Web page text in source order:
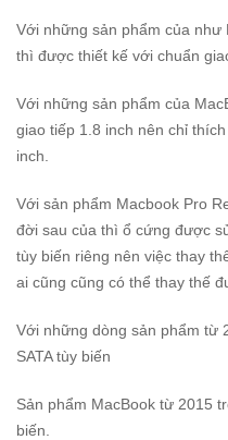
Với những sản phẩm của
thì được thiết kế với chuẩn
Với những sản phẩm của
giao tiếp 1.8 inch nên chỉ
inch.
Với sản phẩm Macbook Pro
đời sau của thì ổ cứng được
tùy biến riêng nên việc thay
ai cũng cũng có thể thay thế
Với những dòng sản phẩm từ
SATA tùy biến
Sản phẩm MacBook từ 2015
biến.